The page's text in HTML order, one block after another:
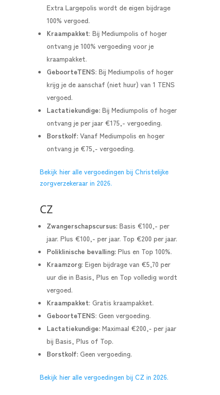
Extra Largepolis wordt de eigen bijdrage
100% vergoed.
Kraampakket: Bij Mediumpolis of hoger
ontvang je 100% vergoeding voor je
kraampakket.
GeboorteTENS: Bij Mediumpolis of hoger
krijg je de aanschaf (niet huur) van 1 TENS
vergoed.
Lactatiekundige:Bij Mediumpolis of hoger
ontvang je per jaar €175,- vergoeding.
Borstkolf: Vanaf Mediumpolis en hoger
ontvang je €75,- vergoeding.
Bekijk hier alle vergoedingen bij Christelijke
zorgverzekeraar in 2026.
CZ
Zwangerschapscursus:Basis €100,- per
jaar. Plus €100,- per jaar. Top €200 per jaar.
Poliklinische bevalling: Plus en Top 100%.
Kraamzorg: Eigen bijdrage van €5,70 per
uur die in Basis, Plus en Top volledig wordt
vergoed.
Kraampakket: Gratis kraampakket.
GeboorteTENS: Geen vergoeding.
Lactatiekundige:Maximaal €200,- per jaar
bij Basis, Plus of Top.
Borstkolf: Geen vergoeding.
Bekijk hier alle vergoedingen bij CZ in 2026.